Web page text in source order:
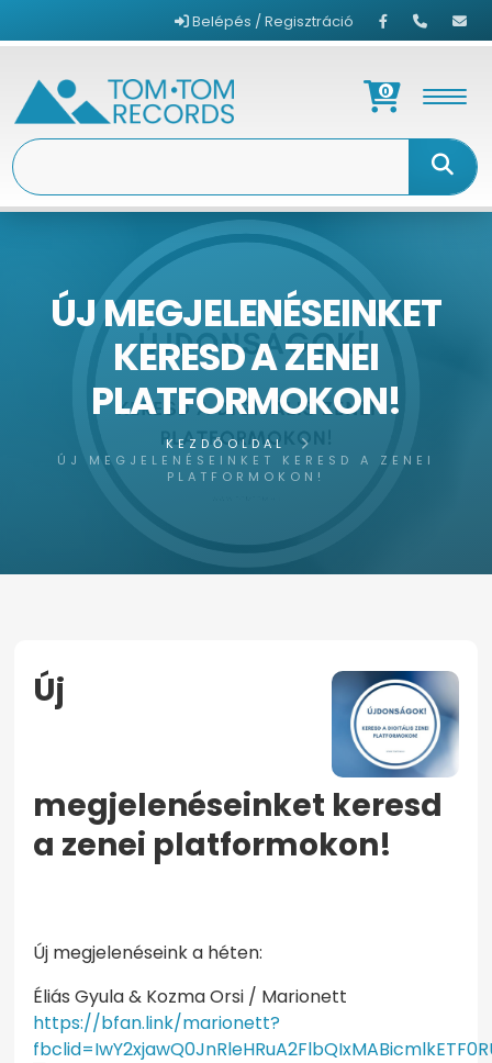
Belépés / Regisztráció
0
ÚJ MEGJELENÉSEINKET
KERESD A ZENEI
PLATFORMOKON!
KEZDŐOLDAL
ÚJ MEGJELENÉSEINKET KERESD A ZENEI
PLATFORMOKON!
Új
megjelenéseinket keresd
a zenei platformokon!
Új megjelenéseink a héten:
Éliás Gyula & Kozma Orsi / Marionett
https://bfan.link/marionett?